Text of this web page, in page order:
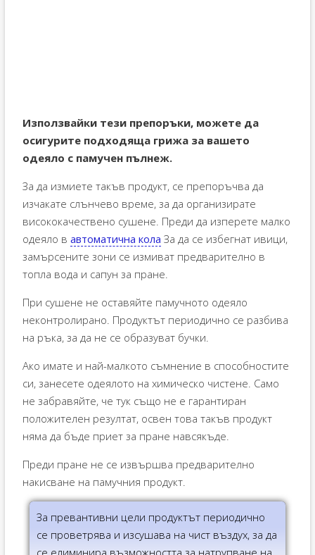
Използвайки тези препоръки, можете да
осигурите подходяща грижа за вашето
одеяло с памучен пълнеж.
За да измиете такъв продукт, се препоръчва да
изчакате слънчево време, за да организирате
висококачествено сушене. Преди да изперете малко
одеяло в автоматична кола За да се избегнат ивици,
замърсените зони се измиват предварително в
топла вода и сапун за пране.
При сушене не оставяйте памучното одеяло
неконтролирано. Продуктът периодично се разбива
на ръка, за да не се образуват бучки.
Ако имате и най-малкото съмнение в способностите
си, занесете одеялото на химическо чистене. Само
не забравяйте, че тук също не е гарантиран
положителен резултат, освен това такъв продукт
няма да бъде приет за пране навсякъде.
Преди пране не се извършва предварително
накисване на памучния продукт.
За превантивни цели продуктът периодично
се проветрява и изсушава на чист въздух, за да
се елиминира възможността за натрупване на